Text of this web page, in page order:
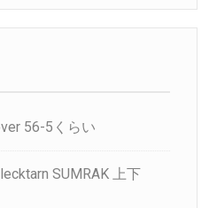
56-5くらい
SUMRAK 上下